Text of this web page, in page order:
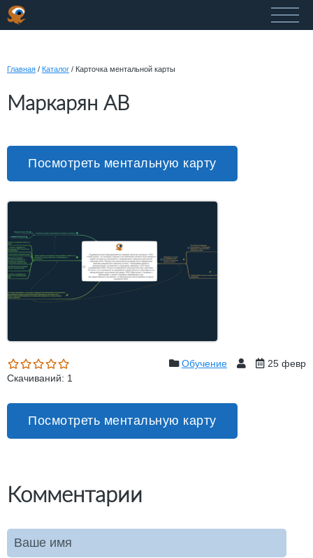
Главная / Каталог / Карточка ментальной карты
Маркарян АВ
Посмотреть ментальную карту
Скачиваний: 1
Обучение 25 февр
Посмотреть ментальную карту
Комментарии
Ваше имя